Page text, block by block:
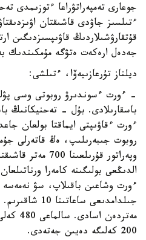
جوعارى تەمپەراتۋراعا ءتوزىمدى
ءتىلسىز جاۋدى قاشىقتان
قۇتقارۋشىلاردىڭ قاۋىپسىزدىگىن
جەدەل ارەكەت ەتۋگە مۇمكىندىك
ديلناز تۇرعازىيەۆا، ءتىلشى:
- ءورت ءسوندىرۋ روبوتى وسى
باسقارىلادى. بۇل - تەحنيكانىڭ
ءورت ءقاۋىپتى ايماقتا بولعان
روبوت جىبەرىلىپ، ەڭ قاتەرلى
وپەراتور
الدىڭعى بولىگىنە كامەرا
ءورت وشاعىن باقىلاپ، سۋ
200 كەلىگە دەيىن جەتەدى.